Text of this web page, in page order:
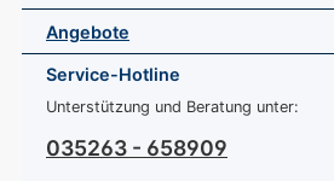
Angebote
Service-Hotline
Unterstützung und Beratung unter:
035263 - 658909